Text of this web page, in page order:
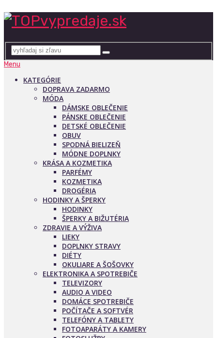
Menu
KATEGÓRIE
DOPRAVA ZADARMO
MÓDA
DÁMSKE OBLEČENIE
PÁNSKE OBLEČENIE
DETSKÉ OBLEČENIE
OBUV
SPODNÁ BIELIZEŇ
MÓDNE DOPLNKY
KRÁSA A KOZMETIKA
PARFÉMY
KOZMETIKA
DROGÉRIA
HODINKY A ŠPERKY
HODINKY
ŠPERKY A BIŽUTÉRIA
ZDRAVIE A VÝŽIVA
LIEKY
DOPLNKY STRAVY
DIÉTY
OKULIARE A ŠOŠOVKY
ELEKTRONIKA A SPOTREBIČE
TELEVIZORY
AUDIO A VIDEO
DOMÁCE SPOTREBIČE
POČÍTAČE A SOFTVÉR
TELEFÓNY A TABLETY
FOTOAPARÁTY A KAMERY